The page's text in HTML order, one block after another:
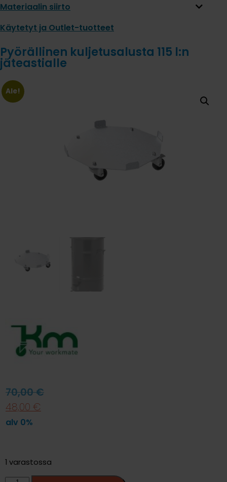
Materiaalin siirto
Käytetyt ja Outlet-tuotteet
Pyörällinen kuljetusalusta 115 l:n
jäteastialle
Ale!
70,00€
48,00 €
alv 0%
1 varastossa